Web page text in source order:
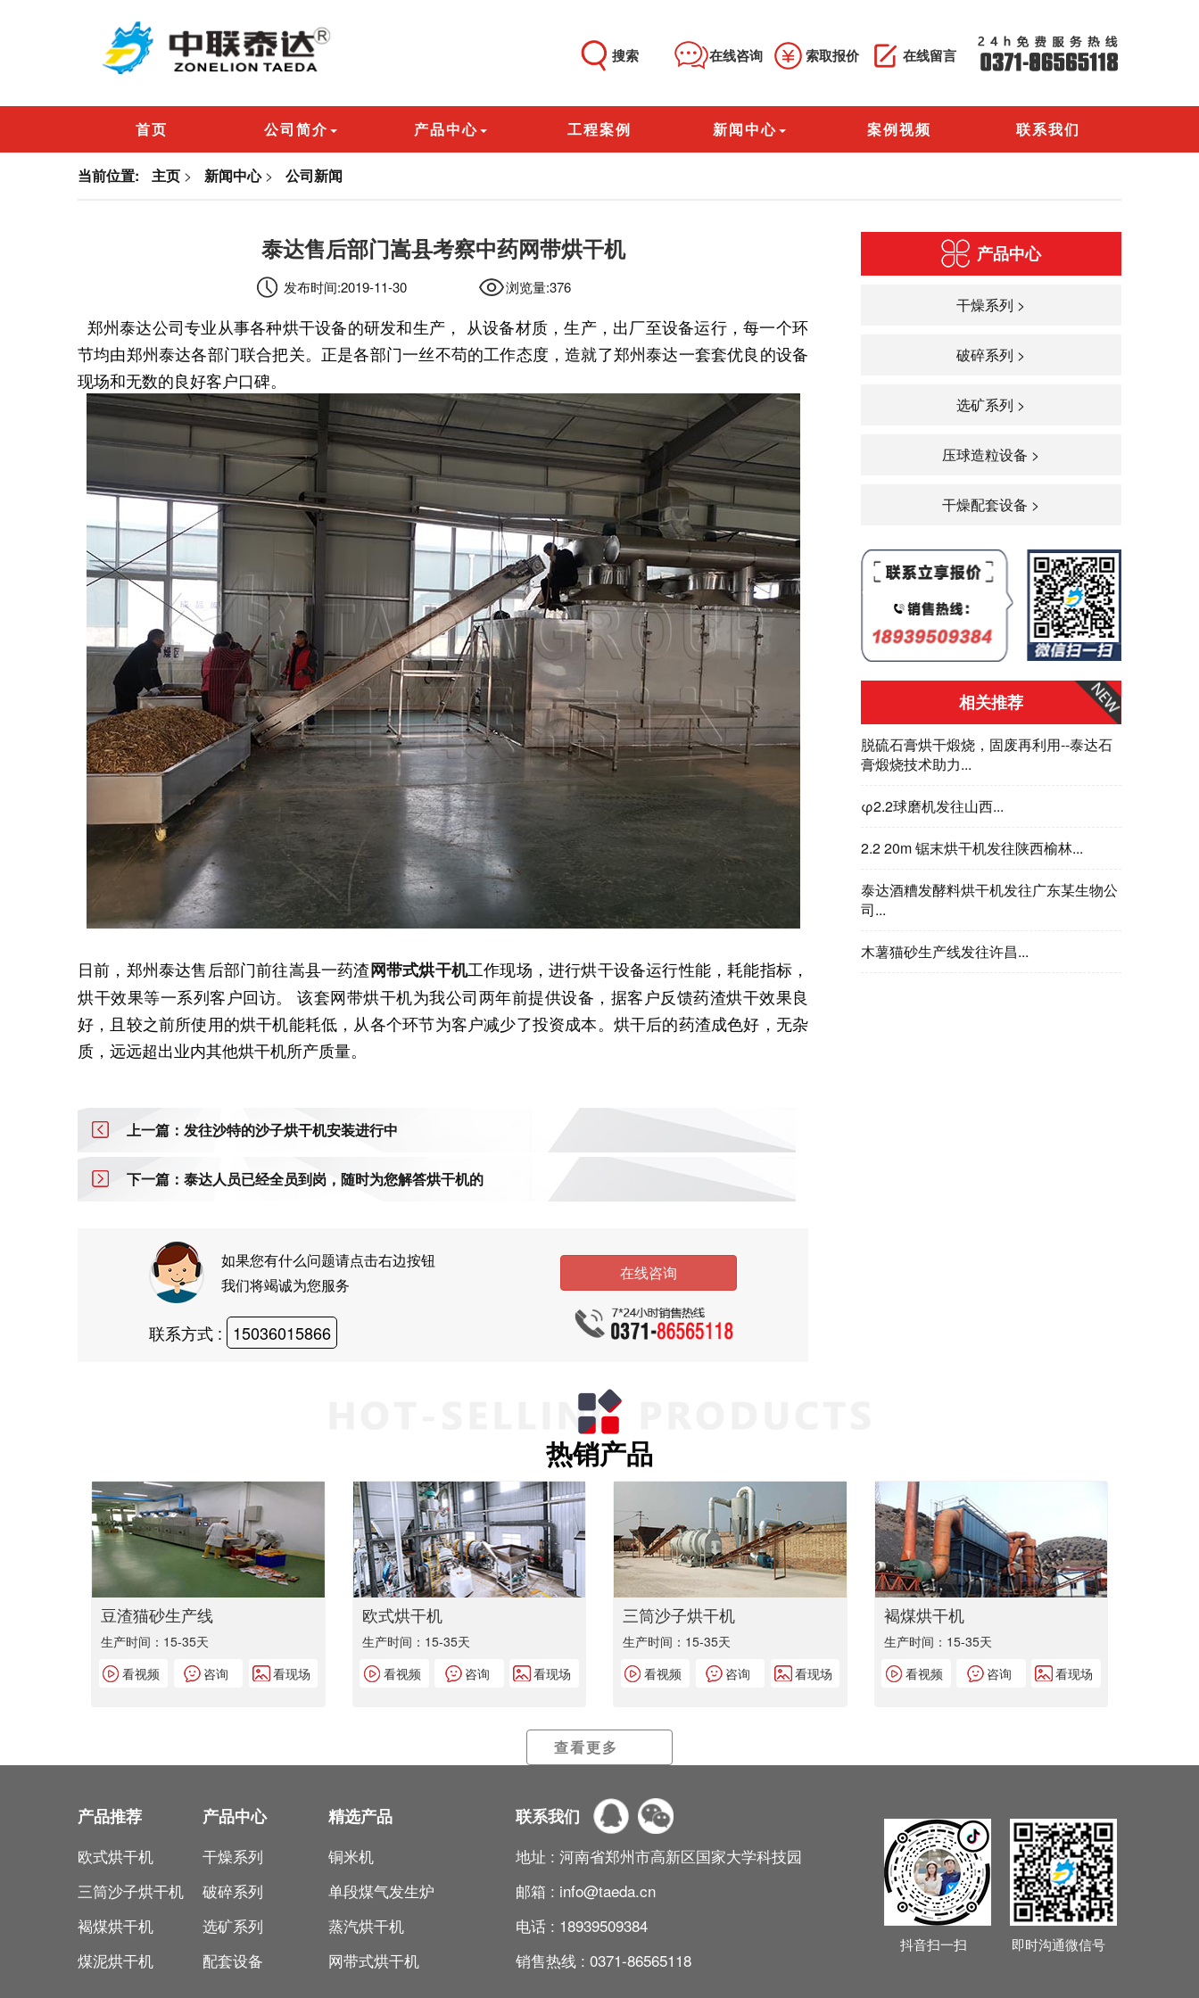
搜索 在线咨询 索取报价 在线留言
首页 公司简介 产品中心 工程案例 新闻中心 案例视频 联系我们
当前位置: 主页 > 新闻中心> 公司新闻
泰达售后部门嵩县考察中药网带烘干机
发布时间:2019-11-30 浏览量:376
郑州泰达公司专业从事各种烘干设备的研发和生产， 从设备材质，生产，出厂至设备运行，每一个环
节均由郑州泰达各部门联合把关。正是各部门一丝不苟的工作态度，造就了郑州泰达一套套优良的设备
现场和无数的良好客户口碑。
日前，郑州泰达售后部门前往嵩县一药渣网带式烘干机工作现场，进行烘干设备运行性能，耗能指标，
烘干效果等一系列客户回访。 该套网带烘干机为我公司两年前提供设备，据客户反馈药渣烘干效果良
好，且较之前所使用的烘干机能耗低，从各个环节为客户减少了投资成本。烘干后的药渣成色好，无杂
质，远远超出业内其他烘干机所产质量。
上一篇：发往沙特的沙子烘干机安装进行中
下一篇：泰达人员已经全员到岗，随时为您解答烘干机的
如果您有什么问题请点击右边按钮
我们将竭诚为您服务
在线咨询
联系方式 : 15036015866
产品中心
干燥系列 >
破碎系列 >
选矿系列 >
压球造粒设备 >
干燥配套设备 >
相关推荐
脱硫石膏烘干煅烧，固废再利用--泰达石
膏煅烧技术助力...
φ2.2球磨机发往山西...
2.2 20m 锯末烘干机发往陕西榆林...
泰达酒糟发酵料烘干机发往广东某生物公
司...
木薯猫砂生产线发往许昌...
热销产品
豆渣猫砂生产线
生产时间：15-35天
看视频
咨询 看现场
欧式烘干机
生产时间：15-35天
看视频
咨询 看现场
三筒沙子烘干机
生产时间：15-35天
看视频
咨询 看现场
褐煤烘干机
生产时间：15-35天
看视频
咨询 看现场
查看更多
产品推荐
欧式烘干机
三筒沙子烘干机
褐煤烘干机
煤泥烘干机
产品中心
干燥系列
破碎系列
选矿系列
配套设备
精选产品
铜米机
单段煤气发生炉
蒸汽烘干机
网带式烘干机
联系我们
地址 :河南省郑州市高新区国家大学科技园
邮箱 : info@taeda.cn
电话 : 18939509384
销售热线 :0371-86565118
抖音扫一扫 即时沟通微信号